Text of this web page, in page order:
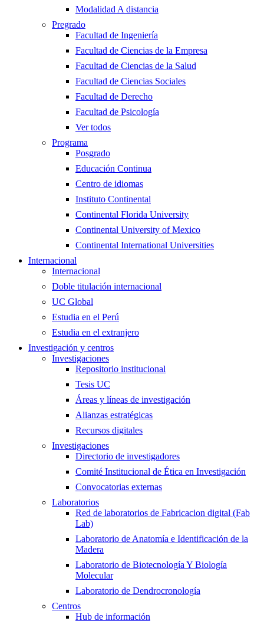
Modalidad A distancia
Pregrado
Facultad de Ingeniería
Facultad de Ciencias de la Empresa
Facultad de Ciencias de la Salud
Facultad de Ciencias Sociales
Facultad de Derecho
Facultad de Psicología
Ver todos
Programa
Posgrado
Educación Continua
Centro de idiomas
Instituto Continental
Continental Florida University
Continental University of Mexico
Continental International Universities
Internacional
Internacional
Doble titulación internacional
UC Global
Estudia en el Perú
Estudia en el extranjero
Investigación y centros
Investigaciones
Repositorio institucional
Tesis UC
Áreas y líneas de investigación
Alianzas estratégicas
Recursos digitales
Investigaciones
Directorio de investigadores
Comité Institucional de Ética en Investigación
Convocatorias externas
Laboratorios
Red de laboratorios de Fabricacion digital (Fab
Lab)
Laboratorio de Anatomía e Identificación de la
Madera
Laboratorio de Biotecnología Y Biología
Molecular
Laboratorio de Dendrocronología
Centros
Hub de información